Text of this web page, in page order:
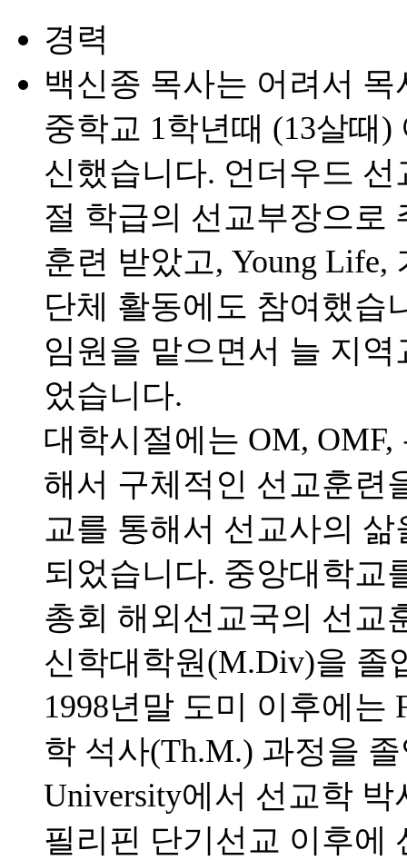
경력
백신종 목사는 어려서
중학교 1학년때 (13살때
신했습니다. 언더우드
절 학급의 선교부장으로
훈련 받았고, Young
단체 활동에도 참여했습
임원을 맡으면서 늘 지
었습니다.
대학시절에는 OM,
해서 구체적인 선교훈련
교를 통해서 선교사의
되었습니다. 중앙대학교
총회 해외선교국의 선교
신학대학원(M.Div)을 졸
1998년말 도미 이후에는
학 석사(Th.M.) 과정을
University에서 선교학
필리핀 단기선교 이후에